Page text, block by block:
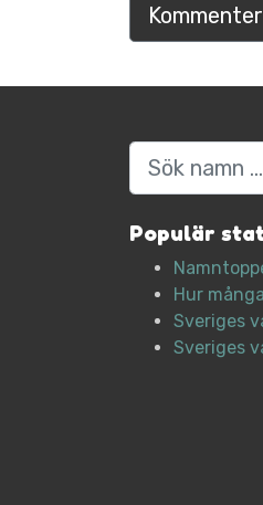
Sök
Populär
Hur
Sveriges
Sveriges